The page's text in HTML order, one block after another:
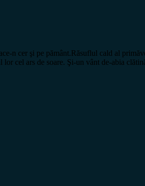
n cer şi pe pământ.Răsuflul cald al
cel ars de soare. Şi-un vânt de-abia